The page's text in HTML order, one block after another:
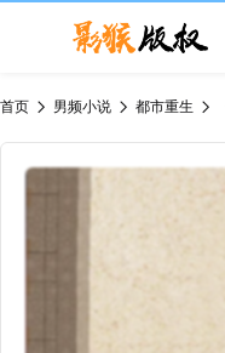
首页 男频小说 都市重生